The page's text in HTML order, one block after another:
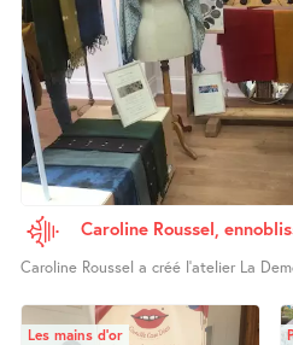
Caroline Roussel,
Caroline Roussel a créé l’atelier La
Les mains d’or